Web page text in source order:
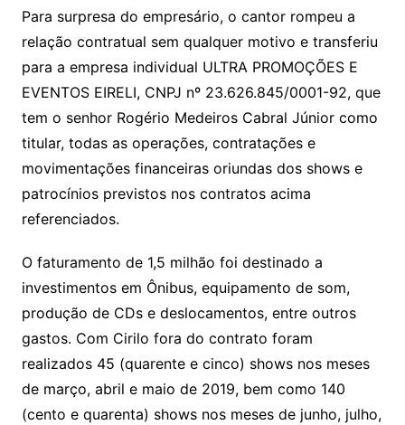
Para surpresa do empresário, o cantor rompeu a
relação contratual sem qualquer motivo e transferiu
para a empresa individual ULTRA PROMOÇÕES E
EVENTOS EIRELI, CNPJ nº 23.626.845/0001-92, que
tem o senhor Rogério Medeiros Cabral Júnior como
titular, todas as operações, contratações e
movimentações financeiras oriundas dos shows e
patrocínios previstos nos contratos acima
referenciados.
O faturamento de 1,5 milhão foi destinado a
investimentos em Ônibus, equipamento de som,
produção de CDs e deslocamentos, entre outros
gastos. Com Cirilo fora do contrato foram
realizados 45 (quarente e cinco) shows nos meses
de março, abril e maio de 2019, bem como 140
(cento e quarenta) shows nos meses de junho, julho,